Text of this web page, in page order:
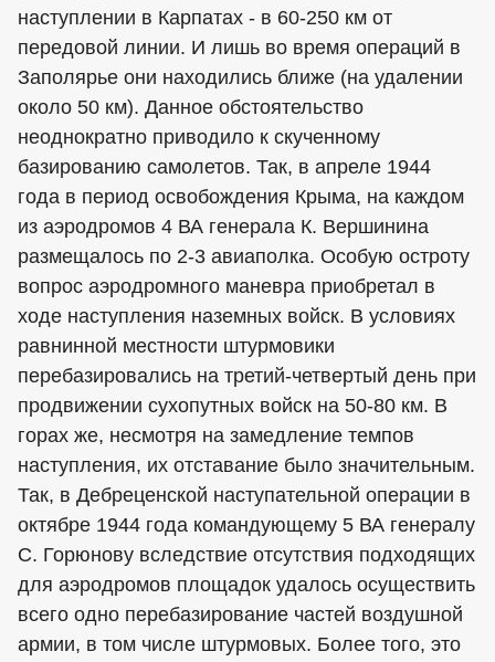
наступлении в Карпатах - в 60-250 км от
передовой линии. И лишь во время операций в
Заполярье они находились ближе (на удалении
около 50 км). Данное обстоятельство
неоднократно приводило к скученному
базированию самолетов. Так, в апреле 1944
года в период освобождения Крыма, на каждом
из аэродромов 4 ВА генерала К. Вершинина
размещалось по 2-3 авиаполка. Особую остроту
вопрос аэродромного маневра приобретал в
ходе наступления наземных войск. В условиях
равнинной местности штурмовики
перебазировались на третий-четвертый день при
продвижении сухопутных войск на 50-80 км. В
горах же, несмотря на замедление темпов
наступления, их отставание было значительным.
Так, в Дебреценской наступательной операции в
октябре 1944 года командующему 5 ВА генералу
С. Горюнову вследствие отсутствия подходящих
для аэродромов площадок удалось осуществить
всего одно перебазирование частей воздушной
армии, в том числе штурмовых. Более того, это